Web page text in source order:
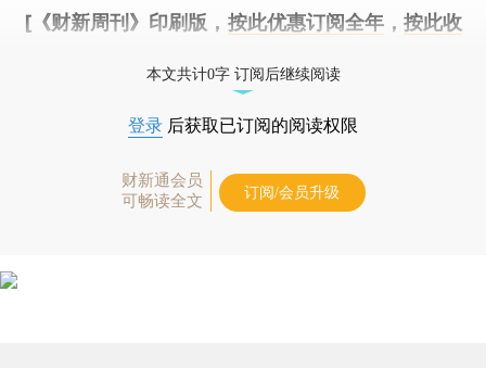
[《财新周刊》印刷版， 按此优惠订阅全年， 按此收
本文共计0字 订阅后继续阅读
登录 后获取已订阅的阅读权限
财新通会员
可畅读全文
订阅/会员升级